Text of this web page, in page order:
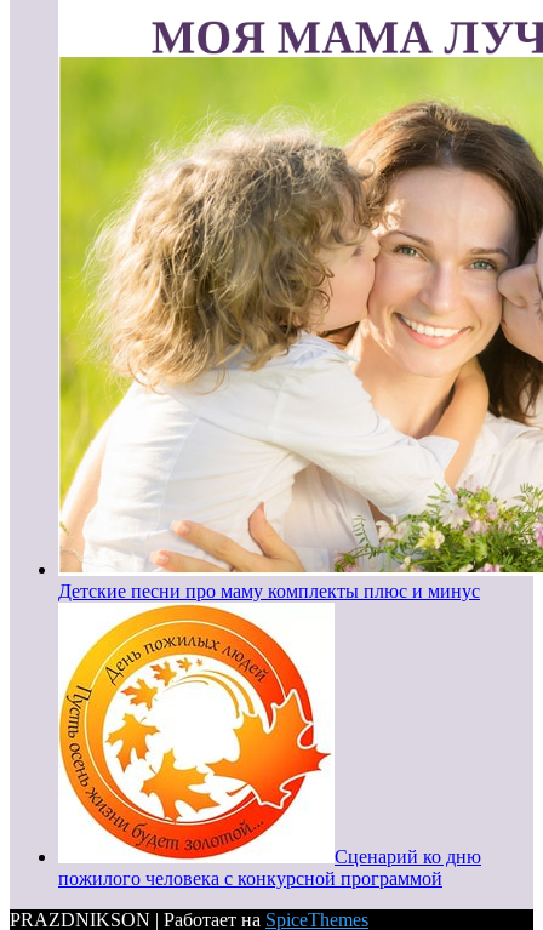
Детские песни про маму комплекты плюс и минус
Сценарий ко дню
пожилого человека с конкурсной программой
PRAZDNIKSON | Работает на SpiceThemes